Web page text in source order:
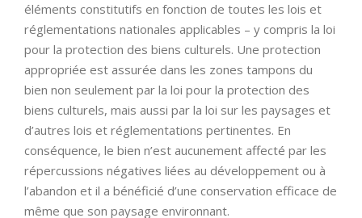
éléments constitutifs en fonction de toutes les lois et
réglementations nationales applicables – y compris la loi
pour la protection des biens culturels. Une protection
appropriée est assurée dans les zones tampons du
bien non seulement par la loi pour la protection des
biens culturels, mais aussi par la loi sur les paysages et
d’autres lois et réglementations pertinentes. En
conséquence, le bien n’est aucunement affecté par les
répercussions négatives liées au développement ou à
l’abandon et il a bénéficié d’une conservation efficace de
même que son paysage environnant.